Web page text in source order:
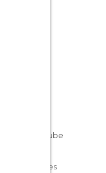
Cookies